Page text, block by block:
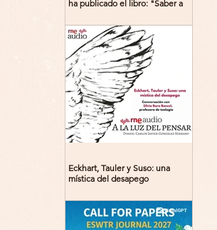
ha publicado el libro: "Saber a
místicas en la Edad Media"
Eckhart, Tauler y Suso: una
mística del desapego